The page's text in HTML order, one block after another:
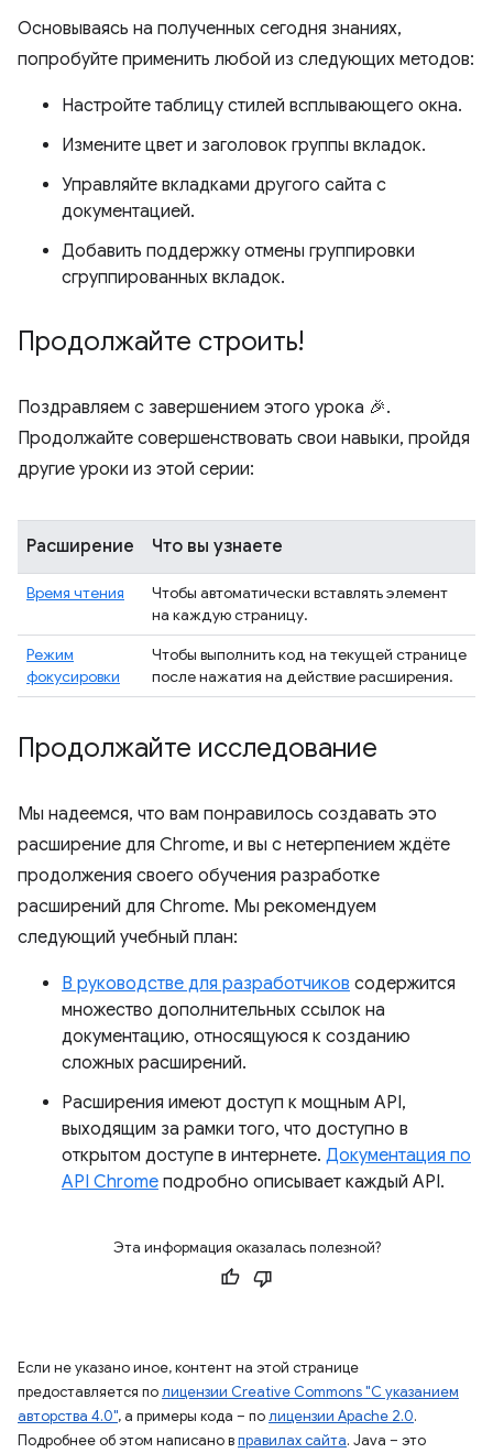
Основываясь на полученных сегодня знаниях,
попробуйте применить любой из следующих методов:
Настройте таблицу стилей всплывающего окна.
Измените цвет и заголовок группы вкладок.
Управляйте вкладками другого сайта с
документацией.
Добавить поддержку отмены группировки
сгруппированных вкладок.
Продолжайте строить!
Поздравляем с завершением этого урока 🎉.
Продолжайте совершенствовать свои навыки, пройдя
другие уроки из этой серии:
Расширение Что вы узнаете
Время чтения
Чтобы автоматически вставлять элемент
на каждую страницу.
Режим
фокусировки
Чтобы выполнить код на текущей странице
после нажатия на действие расширения.
Продолжайте исследование
Мы надеемся, что вам понравилось создавать это
расширение для Chrome, и вы с нетерпением ждёте
продолжения своего обучения разработке
расширений для Chrome. Мы рекомендуем
следующий учебный план:
В руководстве для разработчиков содержится
множество дополнительных ссылок на
документацию, относящуюся к созданию
сложных расширений.
Расширения имеют доступ к мощным API,
выходящим за рамки того, что доступно в
открытом доступе в интернете. Документация по
API Chrome подробно описывает каждый API.
Эта информация оказалась полезной?
Если не указано иное, контент на этой странице
предоставляется полицензии Creative Commons "С указанием
авторства 4.0", а примеры кода – полицензии Apache 2.0.
Подробнее об этом написано вправилах сайта. Java – это